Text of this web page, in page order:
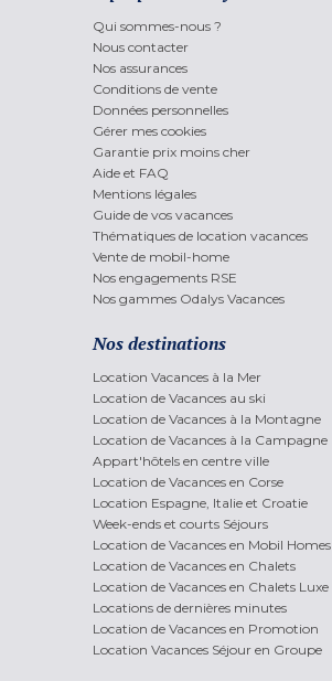
Qui sommes-nous ?
Nous contacter
Nos assurances
Conditions de vente
Données personnelles
Gérer mes cookies
Garantie prix moins cher
Aide et FAQ
Mentions légales
Guide de vos vacances
Thématiques de location vacances
Vente de mobil-home
Nos engagements RSE
Nos gammes Odalys Vacances
Nos destinations
Location Vacances à la Mer
Location de Vacances au ski
Location de Vacances à la Montagne
Location de Vacances à la Campagne
Appart'hôtels en centre ville
Location de Vacances en Corse
Location Espagne, Italie et Croatie
Week-ends et courts Séjours
Location de Vacances en Mobil Homes
Location de Vacances en Chalets
Location de Vacances en Chalets Luxe
Locations de dernières minutes
Location de Vacances en Promotion
Location Vacances Séjour en Groupe